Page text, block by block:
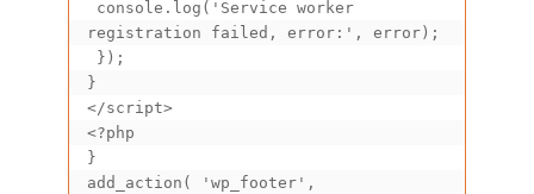
registration failed, error:', error);
}
</script>
<?php
}
add_action( 'wp_footer',